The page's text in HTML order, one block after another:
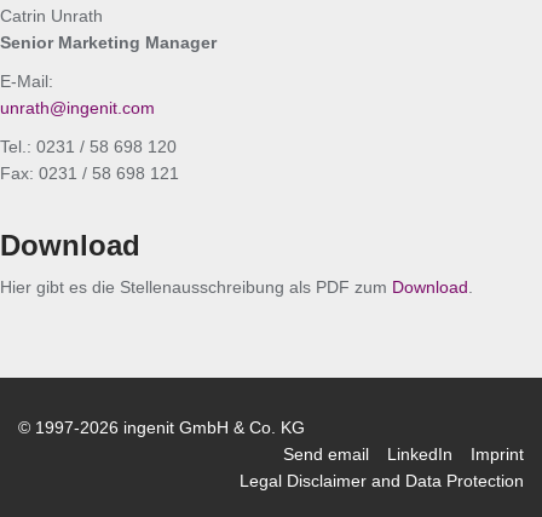
Catrin Unrath
Senior Marketing Manager
E-Mail:
unrath@ingenit.com
Tel.: 0231 / 58 698 120
Fax: 0231 / 58 698 121
Download
Hier gibt es die Stellenausschreibung als PDF zum Download
© 1997-2026 ingenit GmbH & Co. KG
Send email
LinkedIn
Imprint
Legal Disclaimer and Data Protection